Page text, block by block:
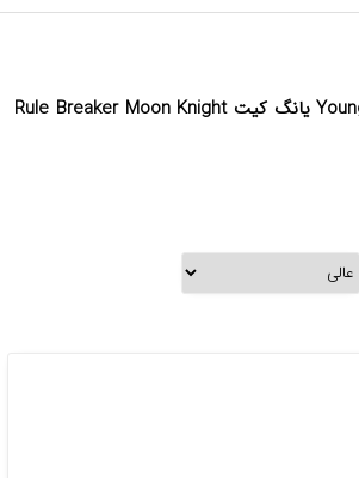
۱ دیدگاه برای قاب Youngkit یانگ کیت Rule Breaker Moon Knight